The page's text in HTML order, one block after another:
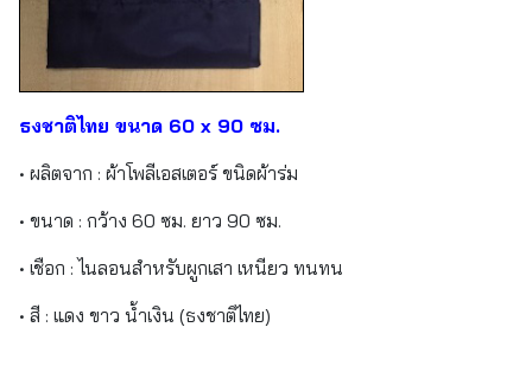
ธงชาติไทย ขนาด 60 x 90 ซม.
• ผลิตจาก : ผ้าโพลีเอสเตอร์ ขนิดผ้าร่ม
• ขนาด : กว้าง 60 ซม. ยาว 90 ซม.
• เชือก : ไนลอนสำหรับผูกเสา เหนียว ทนทน
• สี : แดง ขาว น้ำเงิน (ธงชาติไทย)